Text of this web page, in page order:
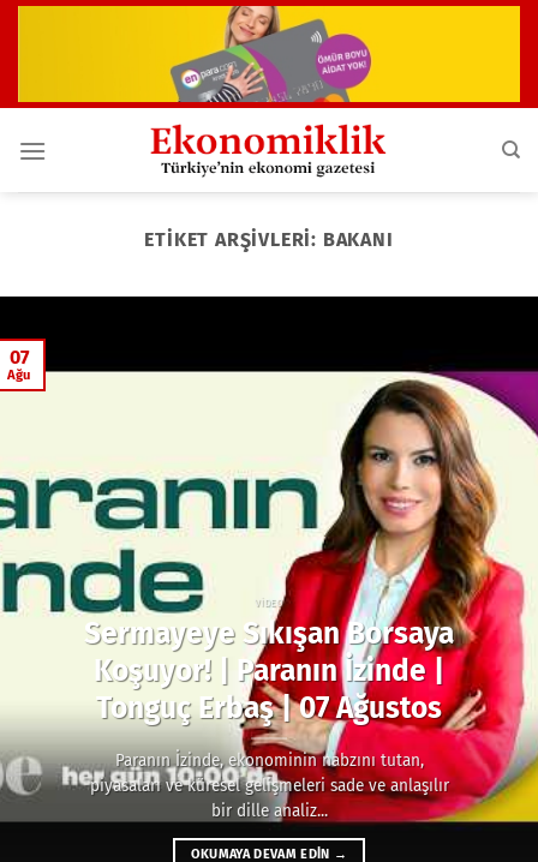
ETIKET ARŞIVLERI: BAKANI
VIDEO
Sermayeye Sıkışan Borsaya
Koşuyor! | Paranın İzinde |
Tonguç Erbaş | 07 Ağustos
Paranın İzinde, ekonominin nabzını tutan,
piyasaları ve küresel gelişmeleri sade ve anlaşılır
bir dille analiz...
OKUMAYA DEVAM EDIN →
07
Ağu